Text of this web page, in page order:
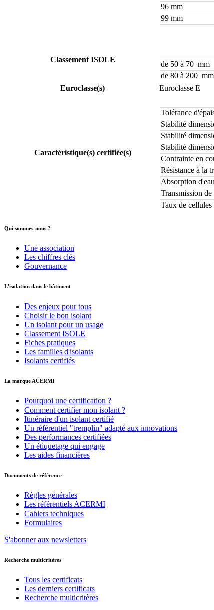
96 mm
99 mm
Classement ISOLE
de 50 à 70 mm
de 80 à 200 mm
Euroclasse(s)
Euroclasse E
Caractéristique(s) certifiée(s)
Tolérance
Stabilité
Stabilité
Stabilité
Contrainte en
Résistance à la
Absorption
Transmission
Taux de cellules
Qui sommes-nous ?
Une association
Les chiffres clés
Gouvernance
L'isolation dans le bâtiment
Des enjeux pour tous
Choisir le bon isolant
Un isolant pour un usage
Classement ISOLE
Fiches pratiques
Les familles d'isolants
Isolants certifiés
La marque ACERMI
Pourquoi une certification ?
Comment certifier mon isolant ?
Itinéraire d'un isolant certifié
Un référentiel "tremplin" adapté aux innovations
Des performances certifiées
Un étiquetage qui engage
Les aides financières
Documents de référence
Règles générales
Les référentiels ACERMI
Cahiers techniques
Formulaires
S'abonner aux newsletters
Recherche multicritères
Tous les certificats
Les derniers certificats
Recherche multicritères